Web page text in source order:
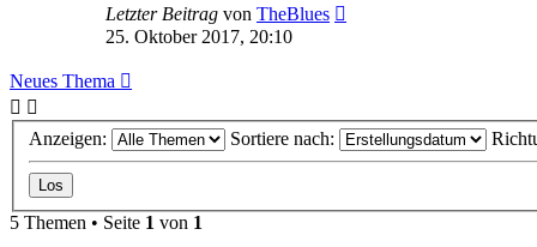
Letzter Beitrag von TheBlues
25. Oktober 2017, 20:10
Neues Thema
Anzeigen: Sortiere nach:
5 Themen • Seite 1 von 1